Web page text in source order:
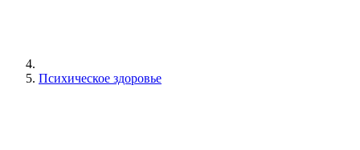
Психическое здоровье